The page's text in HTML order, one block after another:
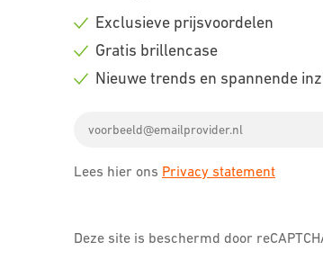
Check
Exclusieve prijsvoordelen
Check
Gratis brillencase
Nieuwe trends en spannende
address
Lees hier ons Privacy statement
Deze site is beschermd door